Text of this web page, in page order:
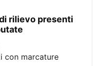
con marcature